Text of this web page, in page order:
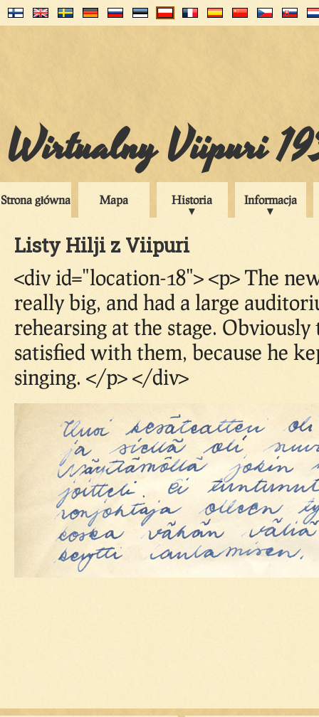
Wirtualny Viipuri
Strona główna Mapa Historia Informacja
Listy Hilji z Viipuri
<div id="location-18"> <p> The
really big, and had a large
rehearsing at the stage.
satisfied with them, because he
singing. </p> </div>